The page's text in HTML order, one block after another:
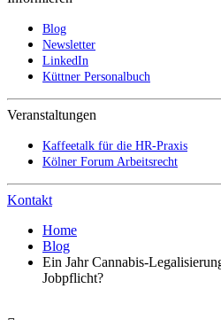
Blog
Newsletter
LinkedIn
Küttner Personalbuch
Veranstaltungen
Kaffeetalk für die HR-Praxis
Kölner Forum Arbeitsrecht
Kontakt
Home
Blog
Ein Jahr Cannabis-
Jobpflicht?